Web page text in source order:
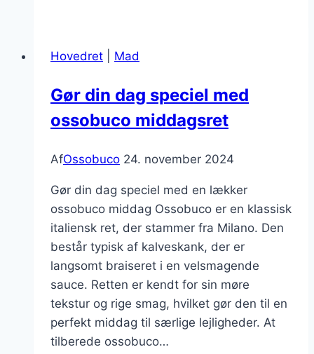
opskrift
hverdagen
Hovedret Mad
Gør din dag speciel med
ossobuco middagsret
AfOssobuco 24. november 2024
Gør din dag speciel med en lækker
ossobuco middag Ossobuco er en klassisk
italiensk ret, der stammer fra Milano. Den
består typisk af kalveskank, der er
langsomt braiseret i en velsmagende
sauce. Retten er kendt for sin møre
tekstur og rige smag, hvilket gør den til en
perfekt middag til særlige lejligheder. At
tilberede ossobuco…